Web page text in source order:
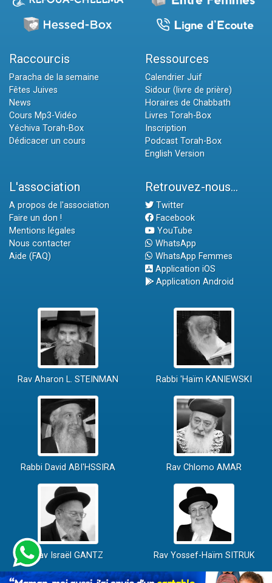
Raccourcis
Paracha de la semaine
Fêtes Juives
News
Cours Mp3-Vidéo
Yéchiva Torah-Box
Dédicacer un cours
Ressources
Calendrier Juif
Sidour (livre de prière)
Horaires de Chabbath
Livres Torah-Box
Inscription
Podcast Torah-Box
English Version
L'association
A propos de l'association
Faire un don !
Mentions légales
Nous contacter
Aide (FAQ)
Retrouvez-nous...
Twitter
Facebook
YouTube
WhatsApp
WhatsApp Femmes
Application iOS
Application Android
Rav Aharon L. STEINMAN Rabbi 'Haïm KANIEWSKI
Rabbi David ABI'HSSIRA Rav Chlomo AMAR
Rav Israël GANTZ Rav Yossef-Haïm SITRUK